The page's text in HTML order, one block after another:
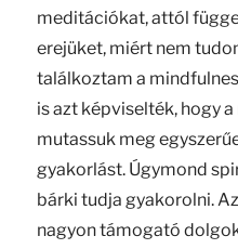
meditációkat, attól
erejüket, miért nem
találkoztam a
is azt képviselték, hogy
mutassuk meg
gyakorlást. Úgymond
bárki tudja gyakorolni.
nagyon támogató